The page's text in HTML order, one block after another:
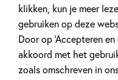
klikken, kun je meer
gebruiken op deze
Door op ‘Accepteren
akkoord met het
zoals omschreven in